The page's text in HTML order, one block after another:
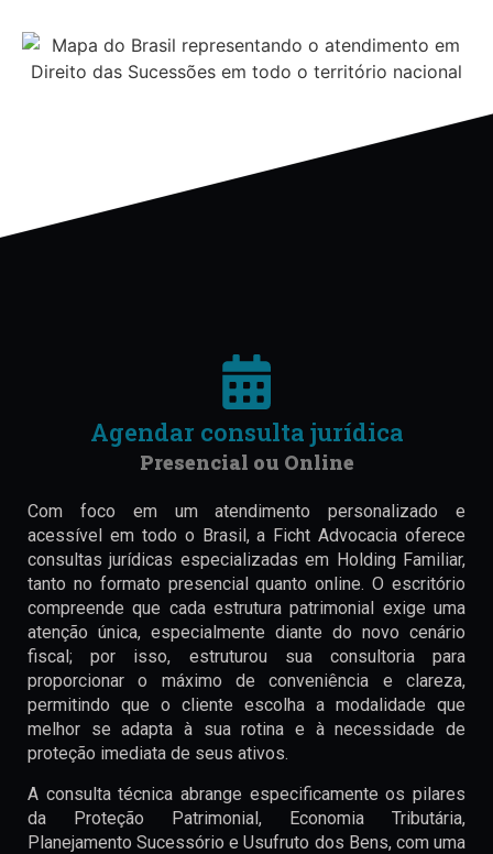
Agendar consulta jurídica
Presencial ou Online
Com foco em um atendimento personalizado e
acessível em todo o Brasil, a Ficht Advocacia oferece
consultas jurídicas especializadas em Holding Familiar,
tanto no formato presencial quanto online. O escritório
compreende que cada estrutura patrimonial exige uma
atenção única, especialmente diante do novo cenário
fiscal; por isso, estruturou sua consultoria para
proporcionar o máximo de conveniência e clareza,
permitindo que o cliente escolha a modalidade que
melhor se adapta à sua rotina e à necessidade de
proteção imediata de seus ativos.
A consulta técnica abrange especificamente os pilares
da Proteção Patrimonial, Economia Tributária,
Planejamento Sucessório e Usufruto dos Bens, com uma